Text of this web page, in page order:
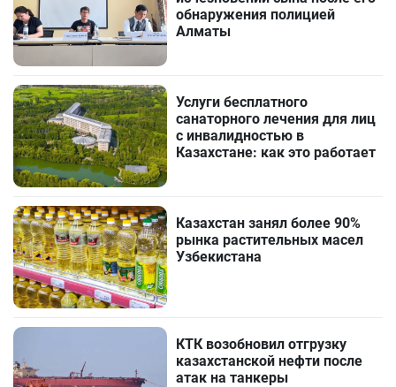
обнаружения полицией
Алматы
Услуги бесплатного
санаторного лечения для лиц
с инвалидностью в
Казахстане: как это работает
Казахстан занял более 90%
рынка растительных масел
Узбекистана
КТК возобновил отгрузку
казахстанской нефти после
атак на танкеры